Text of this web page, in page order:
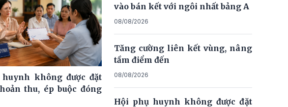
không được đặt
thu, ép buộc đóng
vào bán kết với ngôi nhất bảng A
08/08/2026
Tăng cường liên kết vùng, nâng
tầm điểm đến
08/08/2026
Hội phụ huynh không được đặt